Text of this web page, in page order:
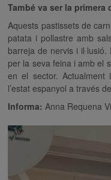
També va ser la primera
Aquests pastissets de
patata i pollastre amb
barreja de nervis i
per la seva feina i amb el
en el sector. Actualment
l’estat espanyol a través
Informa: Anna Requena